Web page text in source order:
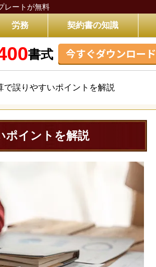
レートが無料
労務 契約書の知識
書式 今すぐダウンロード
誤りやすいポイントを解説
ポイントを解説